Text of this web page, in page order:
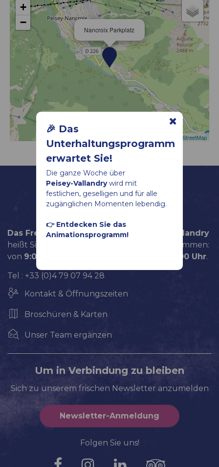
🎉 Das
Unterhaltungsprogramm
erwartet Sie!
Die ganze Woche über
Peisey-Vallandrywird mit
festlichen, geselligen und für alle
zugänglichen Momenten lebendig.
👉 Entdecken Sie das
Animationsprogramm!
Nancroix Parkplatz
+
−
OpenStreetMap
Das Fremdenverkehrsamt von Peisey-Vallandry
heißt Sie täglich bis zum 5. September willkommen:
von 9:00 18:00 Uhr.
Tel : +33 (0)4 79 07 94 28
Kontakt & Öffnungszeiten
Broschüren & Karten
Unser Team ergänzen
Um in Verbindung zu bleiben
Sich zu unserem frischen Newsletter anzumelden
Newsletter-Anmeldung
Folgen Sie uns!